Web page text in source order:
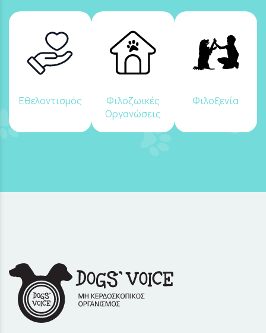
Εθελοντισμός
Φιλοζωικές
Οργανώσεις
Φιλοξενία